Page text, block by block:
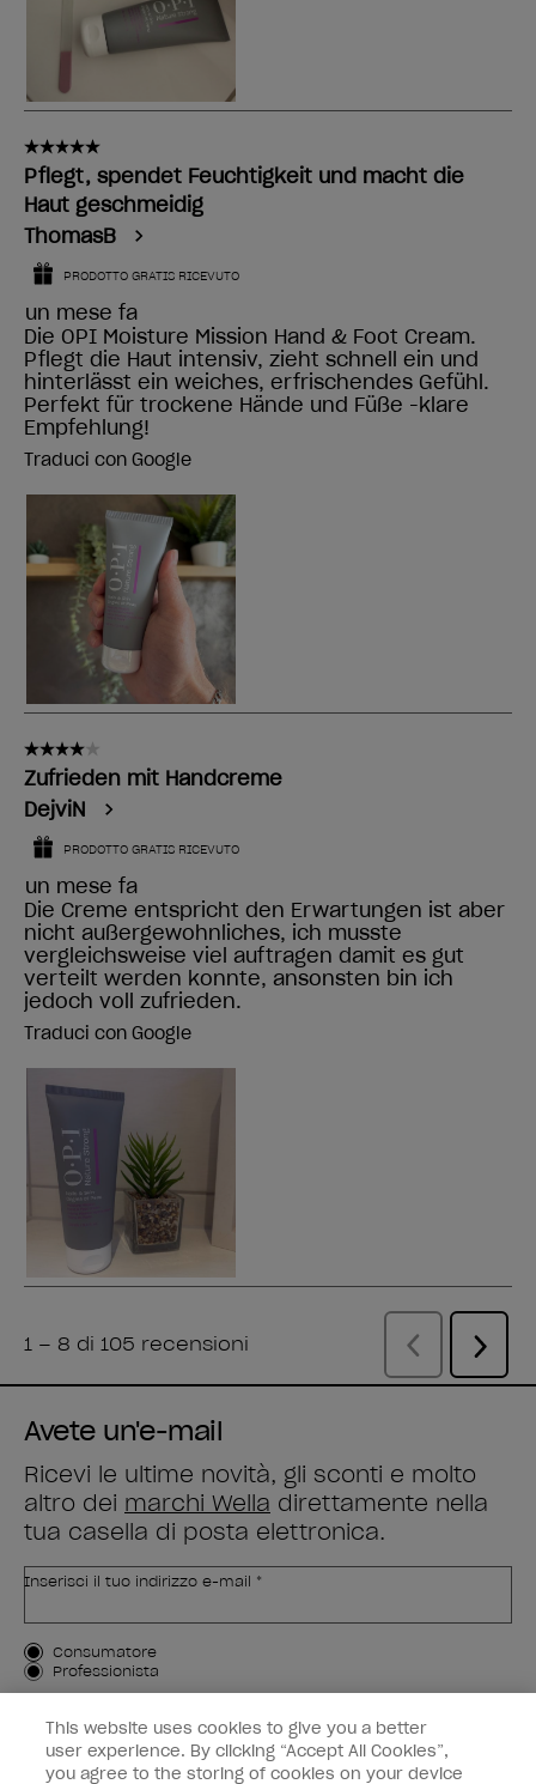
Avete un'e-mail
Ricevi le ultime novità, gli sconti e molto
altro dei marchi Wella direttamente nella
tua casella di posta elettronica.
Inserisci il tuo indirizzo e-mail *
Tipo di cliente
Consumatore
Professionista
ISCRIVIMI
Informazioni per i clienti
This website uses cookies to give you a better
user experience. By clicking “Accept All Cookies”,
you agree to the storing of cookies on your device